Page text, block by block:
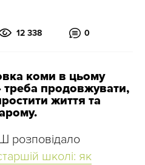
12 338 0
коми в цьому
треба продовжувати,
життя та
розповідало
школі: як